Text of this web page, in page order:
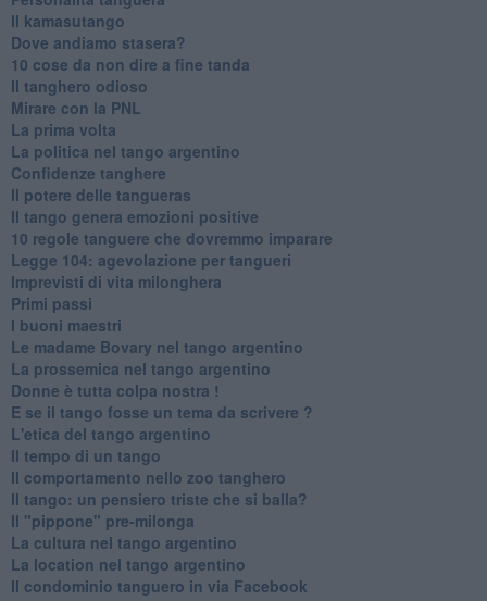
Il kamasutango
Dove andiamo stasera?
10 cose da non dire a fine tanda
Il tanghero odioso
Mirare con la PNL
La prima volta
La politica nel tango argentino
Confidenze tanghere
Il potere delle tangueras
Il tango genera emozioni positive
10 regole tanguere che dovremmo imparare
Legge 104: agevolazione per tangueri
Imprevisti di vita milonghera
Primi passi
I buoni maestri
Le madame Bovary nel tango argentino
La prossemica nel tango argentino
Donne è tutta colpa nostra !
E se il tango fosse un tema da scrivere ?
L'etica del tango argentino
Il tempo di un tango
Il comportamento nello zoo tanghero
Il tango: un pensiero triste che si balla?
Il "pippone" pre-milonga
La cultura nel tango argentino
La location nel tango argentino
Il condominio tanguero in via Facebook